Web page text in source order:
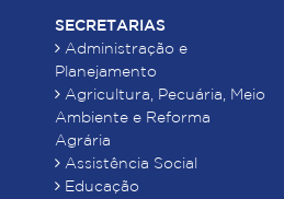
SECRETARIAS
Administração e
Planejamento
Agricultura, Pecuária, Meio
Ambiente e Reforma
Agrária
Assistência Social
Educação